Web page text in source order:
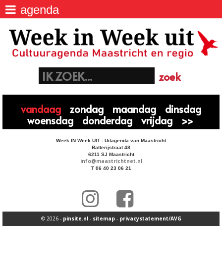
agenda >
locaties >
Week IN Week UIT - Uitagenda van
Maastricht
Batterijstraat 48, 6211 SJ Maastricht
06 40 23 06 21
info@maastrichtnet.nl
agenda
vandaag zondag maandag
dinsdag
woensdag
donderdag vrijdag >>
Week IN Week UIT - Uitagenda van Maastricht
Batterijstraat 48
6211 SJ Maastricht
info@maastrichtnet.nl
T 06 40 23 06 21
© 2026 - pinsite.nl- sitemap- privacystatement/AVG